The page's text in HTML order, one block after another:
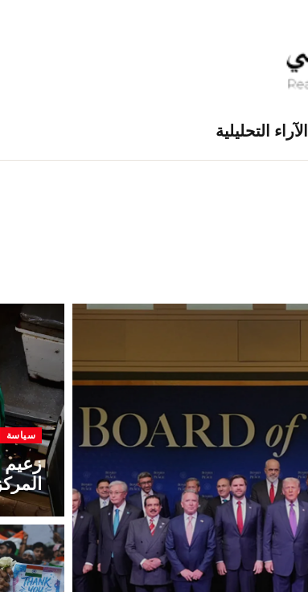
الآراء التحليلية
سياسة
زعيم